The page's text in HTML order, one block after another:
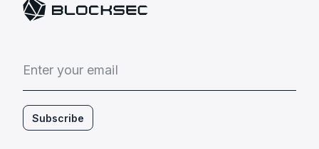
Enter your email
Subscribe